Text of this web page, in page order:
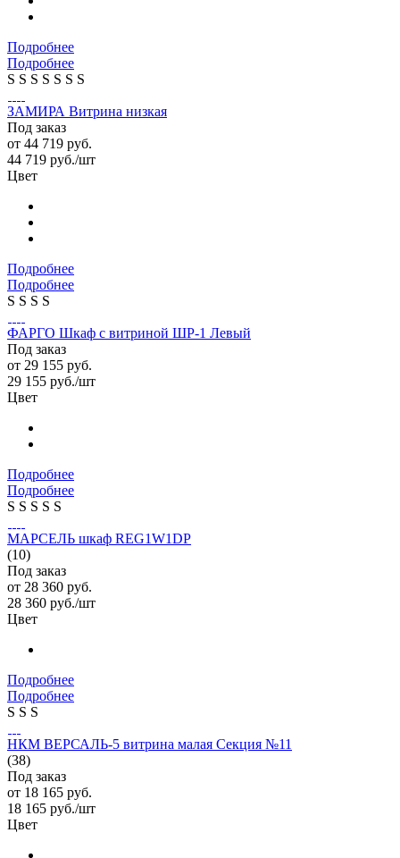
Подробнее
Подробнее
S S S S S S S
ЗАМИРА Витрина низкая
Под заказ
от 44 719 руб.
44 719 руб./шт
Цвет
Подробнее
Подробнее
S S S S
ФАРГО Шкаф с витриной ШР-1 Левый
Под заказ
от 29 155 руб.
29 155 руб./шт
Цвет
Подробнее
Подробнее
S S S S S
МАРСЕЛЬ шкаф REG1W1DP
(10)
Под заказ
от 28 360 руб.
28 360 руб./шт
Цвет
Подробнее
Подробнее
S S S
НКМ ВЕРСАЛЬ-5 витрина малая Секция №11
(38)
Под заказ
от 18 165 руб.
18 165 руб./шт
Цвет